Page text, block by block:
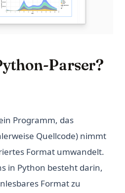
Parser?
Programm, das
Quellcode) nimmt
Format umwandelt.
in Python besteht darin,
Format zu